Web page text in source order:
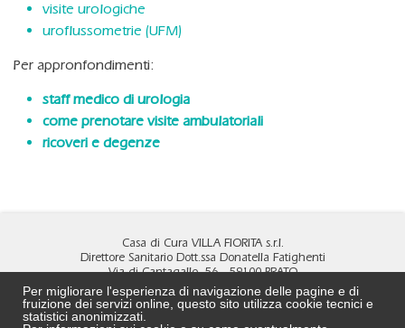
Per migliorare l'esperienza di navigazione delle pagine e di
fruizione dei servizi online, questo sito utilizza cookie tecnici e
statistici anonimizzati.
visite urologiche
uroflussometrie (UFM)
Per appronfondimenti:
staff medico di urologia
come prenotare visite ambulatoriali
ricoveri e degenze
Casa di Cura VILLA FIORITA s.r.l.
Direttore Sanitario Dott.ssa Donatella Fatighenti
Via di Cantagallo, 56 - 59100 PRATO
Tel0574 4891 - Fax0574 690472
MAIL: info@villa-fiorita.it
PEC:
cdcvillafiorita@pec.it